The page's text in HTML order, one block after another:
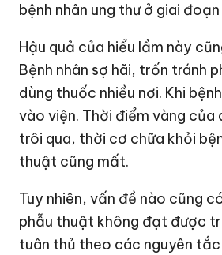
bệnh nhân ung thư ở giai
Hậu quả của hiểu lầm này
Bệnh nhân sợ hãi, trốn tránh
dùng thuốc nhiều nơi. Khi
vào viện. Thời điểm vàng của
trôi qua, thời cơ chữa khỏi
thuật cũng mất.
Tuy nhiên, vấn đề nào cũng
phẫu thuật không đạt được
tuân thủ theo các nguyên